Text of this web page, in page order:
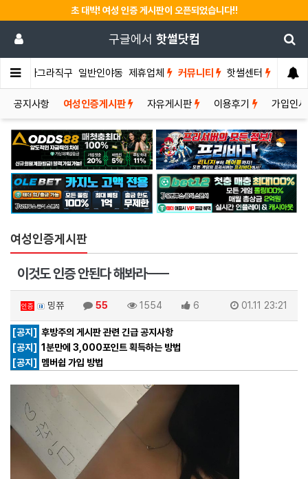
초 대박! 여성 인증 게시판이 오픈되었습니다!!
구글에서 핫썰닷컴
비아그라직구 일반인야동 제휴업체 커뮤니티 핫썰센터
공지사항 여성인증게시판 자유게시판 이용후기 가입인
여성인증게시판
이것도 인증 안된다 해봐라ㅡㅡ
인증 밍쮸 55 1554 6 01.11 23:21
[공지] 후방주의 게시판 관련 긴급 공지사항
[공지] 1분만에 3,000포인트 획득하는 방법
[공지]
멤버쉽 가입 방법